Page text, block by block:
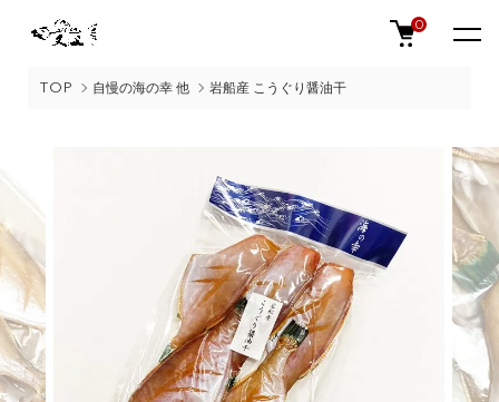
0
TOP 自慢の海の幸 他 岩船産 こうぐり醤油干